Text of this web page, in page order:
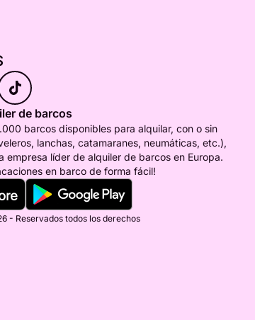
de barcos
barcos disponibles para alquilar, con o sin
lanchas, catamaranes, neumáticas, etc.),
empresa líder de alquiler de barcos en Europa.
en barco de forma fácil!
- Reservados todos los derechos